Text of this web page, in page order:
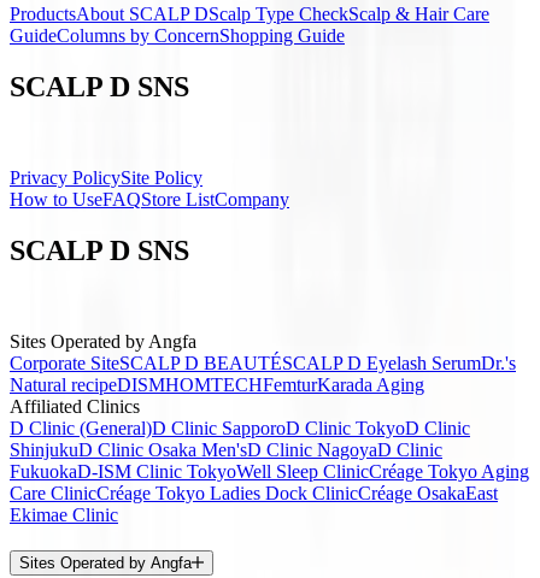
ProductsAbout SCALP DScalp Type CheckScalp & Hair Care
GuideColumns by ConcernShopping Guide
SCALP D SNS
Privacy PolicySite Policy
How to UseFAQStore ListCompany
SCALP D SNS
Sites Operated by Angfa
Corporate SiteSCALP D BEAUTÉSCALP D Eyelash SerumDr.'s
Natural recipeDISMHOMTECHFemturKarada Aging
Affiliated Clinics
D Clinic (General)D Clinic SapporoD Clinic TokyoD Clinic
ShinjukuD Clinic Osaka Men'sD Clinic NagoyaD Clinic
FukuokaD-ISM Clinic TokyoWell Sleep ClinicCréage Tokyo Aging
Care ClinicCréage Tokyo Ladies Dock ClinicCréage OsakaEast
Ekimae Clinic
Sites Operated by Angfa